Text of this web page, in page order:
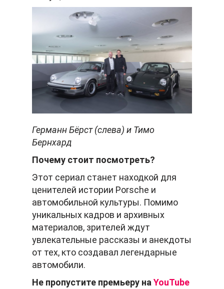
Германн Бёрст (слева) и Тимо
Бернхард
Почему стоит посмотреть?
Этот сериал станет находкой для
ценителей истории Porsche и
автомобильной культуры. Помимо
уникальных кадров и архивных
материалов, зрителей ждут
увлекательные рассказы и анекдоты
от тех, кто создавал легендарные
автомобили.
Не пропустите премьеру наYouTube